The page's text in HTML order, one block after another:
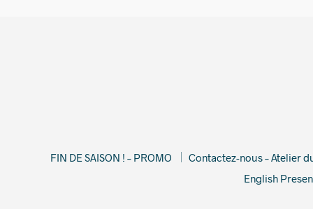
FIN DE SAISON ! – PROMO Contactez-nous – Atelier
English